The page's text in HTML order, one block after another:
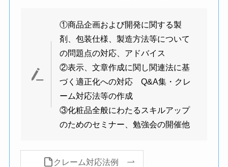
①商品企画および開発に関する製
剤、包装仕様、製造方法等について
の問題点の対応、アドバイス
②表示、文章作成に関し関連法に基
づく適正化への対応 Q&A集・クレ
ーム対応法等の作成
③化粧品全般にわたるスキルアップ
のためのセミナー、勉強会の開催他
クレーム対応法例